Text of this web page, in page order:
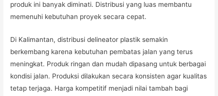
produk ini banyak diminati. Distribusi yang luas membantu
memenuhi kebutuhan proyek secara cepat.
Di Kalimantan, distribusi delineator plastik semakin
berkembang karena kebutuhan pembatas jalan yang terus
meningkat. Produk ringan dan mudah dipasang untuk berbagai
kondisi jalan. Produksi dilakukan secara konsisten agar kualitas
tetap terjaga. Harga kompetitif menjadi nilai tambah bagi